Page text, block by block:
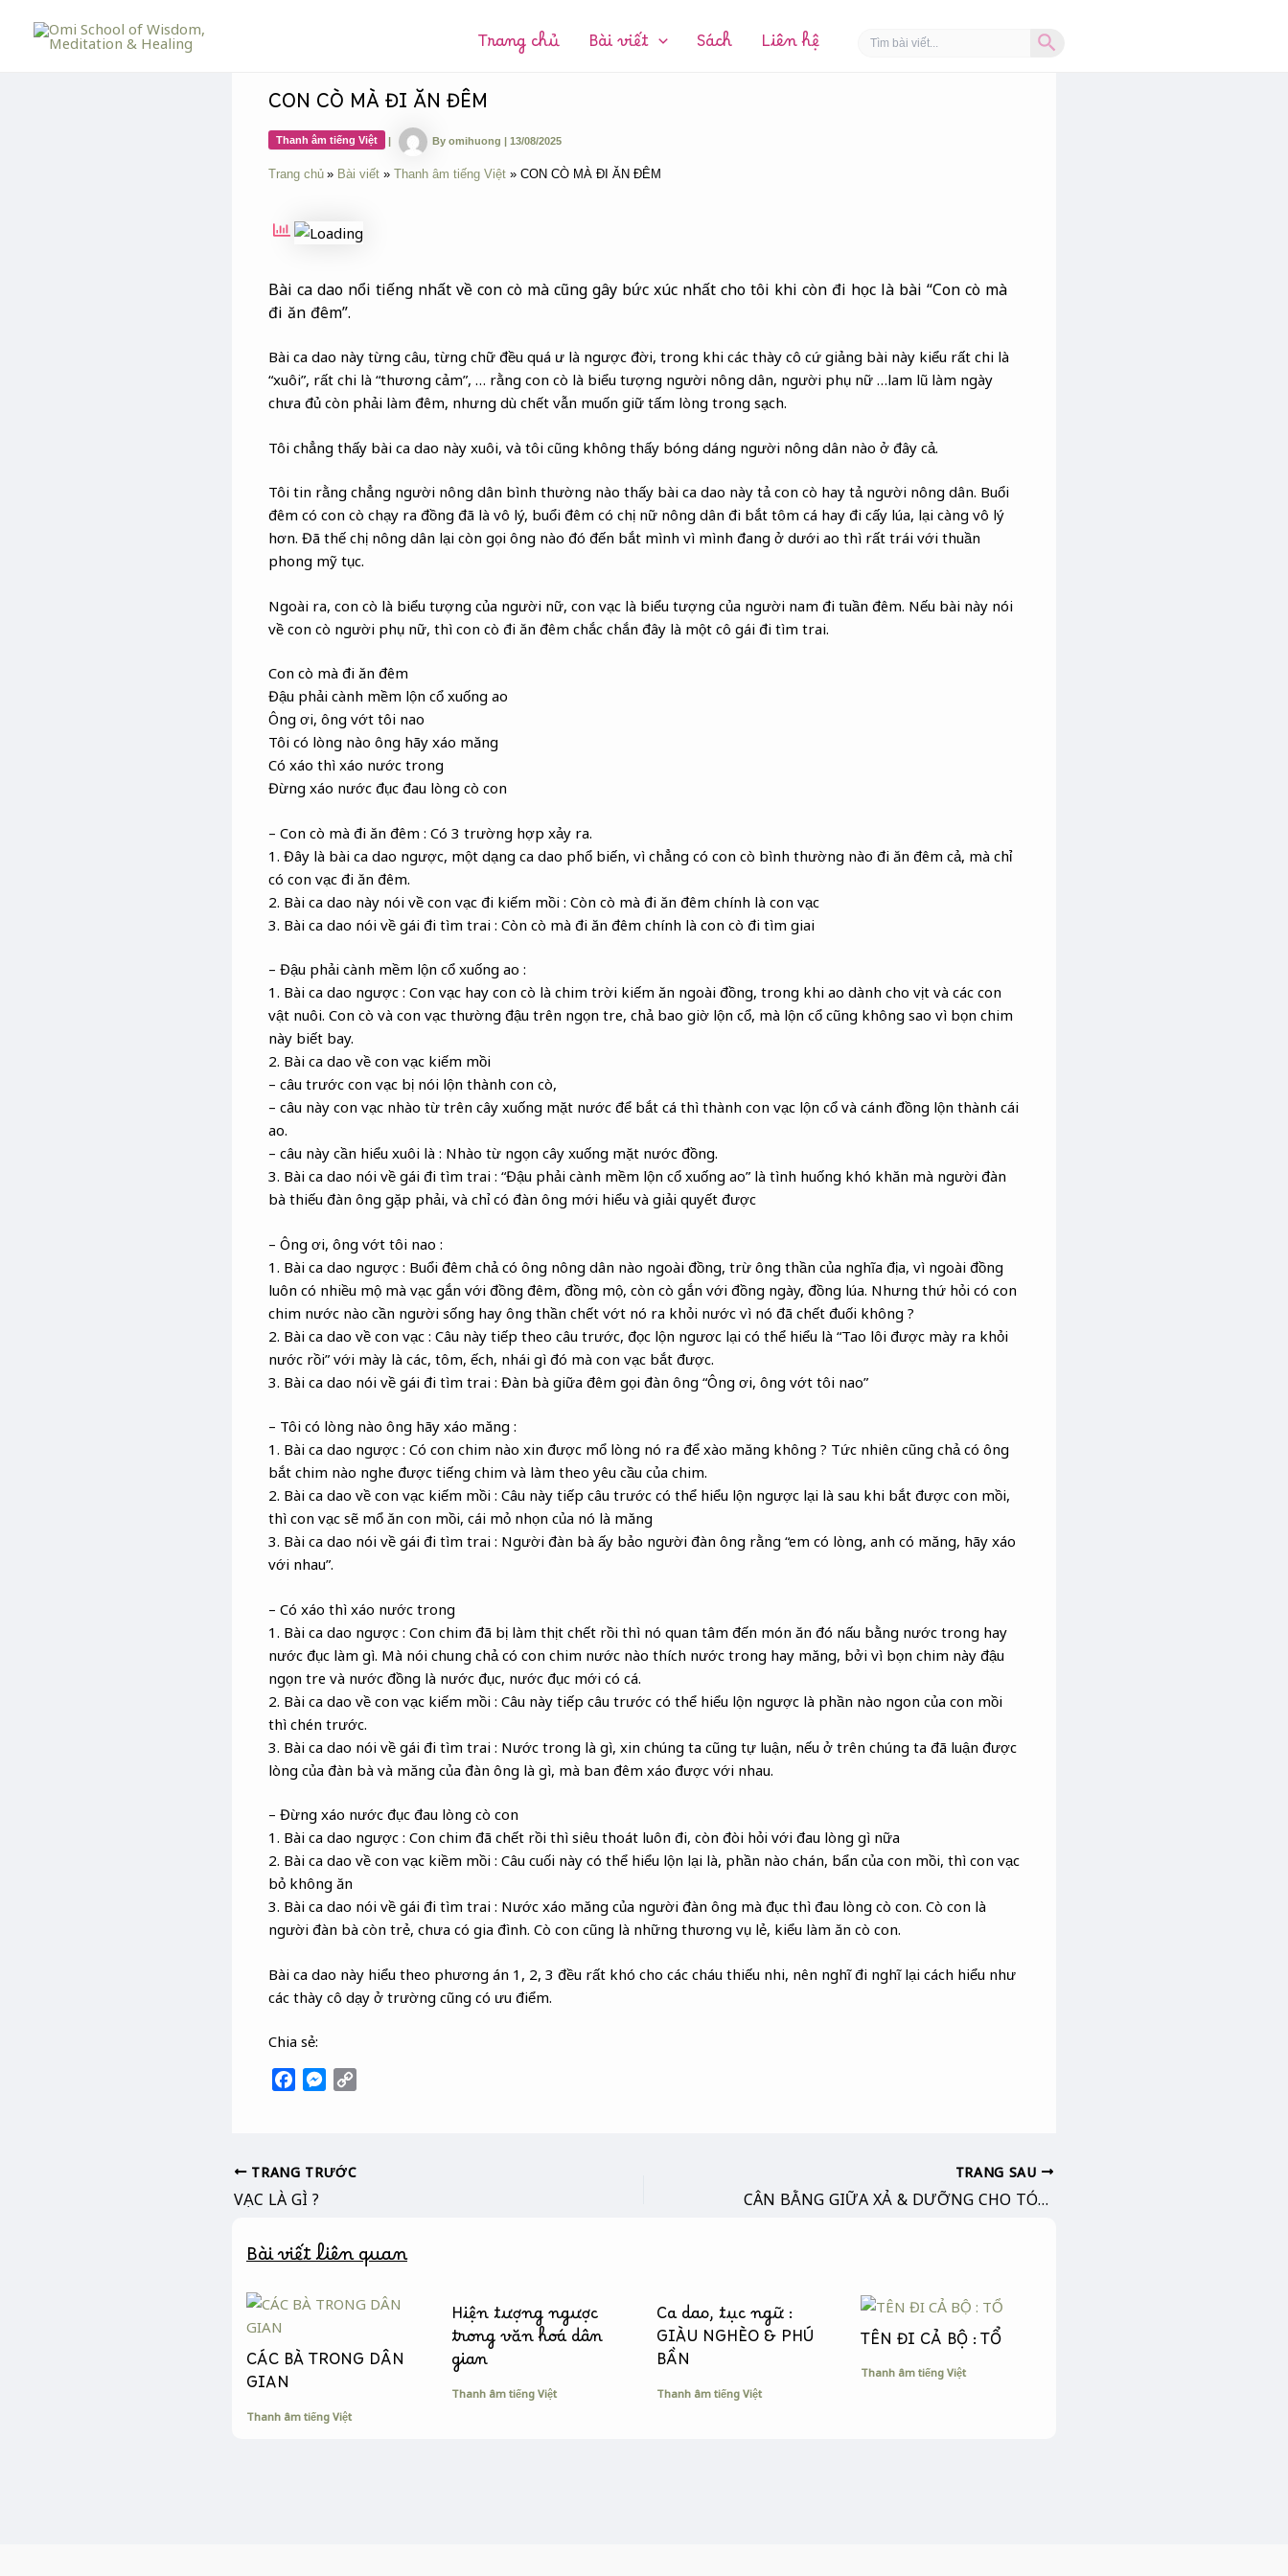
Trang chủ Bài viết Sách Liên hệ Search
for:
CON CÒ MÀ ĐI ĂN ĐÊM
Thanh âm tiếng Việt | By omihuong | 13/08/2025
Trang chủ Bài viết Thanh âm tiếng Việt CON CÒ MÀ ĐI ĂN ĐÊM
Bài ca dao nổi tiếng nhất về con cò mà cũng gây bức xúc nhất cho tôi khi còn đi học là bài “Con cò mà
đi ăn đêm”.
Bài ca dao này từng câu, từng chữ đều quá ư là ngược đời, trong khi các thày cô cứ giảng bài này kiểu rất chi là
“xuôi”, rất chi là “thương cảm”, … rằng con cò là biểu tượng người nông dân, người phụ nữ …lam lũ làm ngày
chưa đủ còn phải làm đêm, nhưng dù chết vẫn muốn giữ tấm lòng trong sạch.
Tôi chẳng thấy bài ca dao này xuôi, và tôi cũng không thấy bóng dáng người nông dân nào ở đây cả.
Tôi tin rằng chẳng người nông dân bình thường nào thấy bài ca dao này tả con cò hay tả người nông dân. Buổi
đêm có con cò chạy ra đồng đã là vô lý, buổi đêm có chị nữ nông dân đi bắt tôm cá hay đi cấy lúa, lại càng vô lý
hơn. Đã thế chị nông dân lại còn gọi ông nào đó đến bắt mình vì mình đang ở dưới ao thì rất trái với thuần
phong mỹ tục.
Ngoài ra, con cò là biểu tượng của người nữ, con vạc là biểu tượng của người nam đi tuần đêm. Nếu bài này nói
về con cò người phụ nữ, thì con cò đi ăn đêm chắc chắn đây là một cô gái đi tìm trai.
Con cò mà đi ăn đêm
Đậu phải cành mềm lộn cổ xuống ao
Ông ơi, ông vớt tôi nao
Tôi có lòng nào ông hãy xáo măng
Có xáo thì xáo nước trong
Đừng xáo nước đục đau lòng cò con
– Con cò mà đi ăn đêm : Có 3 trường hợp xảy ra.
1. Đây là bài ca dao ngược, một dạng ca dao phổ biến, vì chẳng có con cò bình thường nào đi ăn đêm cả, mà chỉ
có con vạc đi ăn đêm.
2. Bài ca dao này nói về con vạc đi kiếm mồi : Còn cò mà đi ăn đêm chính là con vạc
3. Bài ca dao nói về gái đi tìm trai : Còn cò mà đi ăn đêm chính là con cò đi tìm giai
– Đậu phải cành mềm lộn cổ xuống ao :
1. Bài ca dao ngược : Con vạc hay con cò là chim trời kiếm ăn ngoài đồng, trong khi ao dành cho vịt và các con
vật nuôi. Con cò và con vạc thường đậu trên ngọn tre, chả bao giờ lộn cổ, mà lộn cổ cũng không sao vì bọn chim
này biết bay.
2. Bài ca dao về con vạc kiếm mồi
– câu trước con vạc bị nói lộn thành con cò,
– câu này con vạc nhào từ trên cây xuống mặt nước để bắt cá thì thành con vạc lộn cổ và cánh đồng lộn thành cái
ao.
– câu này cần hiểu xuôi là : Nhào từ ngọn cây xuống mặt nước đồng.
3. Bài ca dao nói về gái đi tìm trai : “Đậu phải cành mềm lộn cổ xuống ao” là tình huống khó khăn mà người đàn
bà thiếu đàn ông gặp phải, và chỉ có đàn ông mới hiểu và giải quyết được
– Ông ơi, ông vớt tôi nao :
1. Bài ca dao ngược : Buổi đêm chả có ông nông dân nào ngoài đồng, trừ ông thần của nghĩa địa, vì ngoài đồng
luôn có nhiều mộ mà vạc gắn với đồng đêm, đồng mộ, còn cò gắn với đồng ngày, đồng lúa. Nhưng thứ hỏi có con
chim nước nào cần người sống hay ông thần chết vớt nó ra khỏi nước vì nó đã chết đuối không ?
2. Bài ca dao về con vạc : Câu này tiếp theo câu trước, đọc lộn ngươc lại có thể hiểu là “Tao lôi được mày ra khỏi
nước rồi” với mày là các, tôm, ếch, nhái gì đó mà con vạc bắt được.
3. Bài ca dao nói về gái đi tìm trai : Đàn bà giữa đêm gọi đàn ông “Ông ơi, ông vớt tôi nao”
– Tôi có lòng nào ông hãy xáo măng :
1. Bài ca dao ngược : Có con chim nào xin được mổ lòng nó ra để xào măng không ? Tức nhiên cũng chả có ông
bắt chim nào nghe được tiếng chim và làm theo yêu cầu của chim.
2. Bài ca dao về con vạc kiếm mồi : Câu này tiếp câu trước có thể hiểu lộn ngược lại là sau khi bắt được con mồi,
thì con vạc sẽ mổ ăn con mồi, cái mỏ nhọn của nó là măng
3. Bài ca dao nói về gái đi tìm trai : Người đàn bà ấy bảo người đàn ông rằng “em có lòng, anh có măng, hãy xáo
với nhau”.
– Có xáo thì xáo nước trong
1. Bài ca dao ngược : Con chim đã bị làm thịt chết rồi thì nó quan tâm đến món ăn đó nấu bằng nước trong hay
nước đục làm gì. Mà nói chung chả có con chim nước nào thích nước trong hay măng, bởi vì bọn chim này đậu
ngọn tre và nước đồng là nước đục, nước đục mới có cá.
2. Bài ca dao về con vạc kiếm mồi : Câu này tiếp câu trước có thể hiểu lộn ngược là phần nào ngon của con mồi
thì chén trước.
3. Bài ca dao nói về gái đi tìm trai : Nước trong là gì, xin chúng ta cũng tự luận, nếu ở trên chúng ta đã luận được
lòng của đàn bà và măng của đàn ông là gì, mà ban đêm xáo được với nhau.
– Đừng xáo nước đục đau lòng cò con
1. Bài ca dao ngược : Con chim đã chết rồi thì siêu thoát luôn đi, còn đòi hỏi với đau lòng gì nữa
2. Bài ca dao về con vạc kiềm mồi : Câu cuối này có thể hiểu lộn lại là, phần nào chán, bẩn của con mồi, thì con vạc
bỏ không ăn
3. Bài ca dao nói về gái đi tìm trai : Nước xáo măng của người đàn ông mà đục thì đau lòng cò con. Cò con là
người đàn bà còn trẻ, chưa có gia đình. Cò con cũng là những thương vụ lẻ, kiểu làm ăn cò con.
Bài ca dao này hiểu theo phương án 1, 2, 3 đều rất khó cho các cháu thiếu nhi, nên nghĩ đi nghĩ lại cách hiểu như
các thày cô dạy ở trường cũng có ưu điểm.
Chia sẻ:
b
o
k
M
e
e
r
L
TRANG TRƯỚC
VẠC LÀ GÌ ?
TRANG SAU
CÂN BẰNG GIỮA XẢ & DƯỠNG CHO TÓC & DA
Bài viết liên quan
CÁC BÀ TRONG DÂN
GIAN
Thanh âm tiếng Việt
Hiện tượng ngược
trong văn hoá dân
gian
Thanh âm tiếng Việt
Ca dao, tục ngữ :
GIÀU NGHÈO & PHÚ
BẦN
Thanh âm tiếng Việt
TÊN ĐI CẢ BỘ : TỔ
Thanh âm tiếng Việt